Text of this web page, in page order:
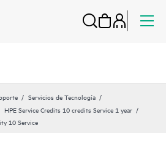
Servicios de Tecnología
HPE Service Credits 10 credits Service 1 year
10 Service